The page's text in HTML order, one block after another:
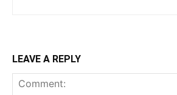
LEAVE A REPLY